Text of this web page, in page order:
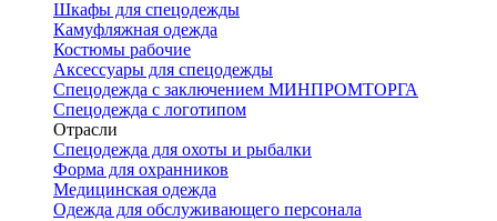
Шкафы для спецодежды
Камуфляжная одежда
Костюмы рабочие
Аксессуары для спецодежды
Спецодежда с заключением МИНПРОМТОРГА
Спецодежда с логотипом
Отрасли
Спецодежда для охоты и рыбалки
Форма для охранников
Медицинская одежда
Одежда для обслуживающего персонала